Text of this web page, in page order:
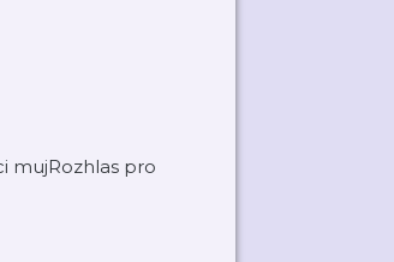
mujRozhlas pro